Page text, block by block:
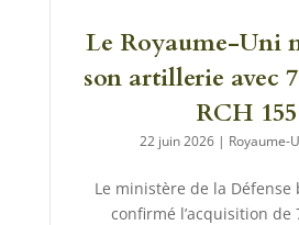
Le Royaume-Uni
son artillerie avec
RCH 155
22 juin 2026 | Royaume-
Le ministère de la
confirmé l’acquisition de